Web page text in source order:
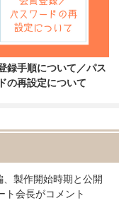
録手順について／パス
の再設定について
、製作開始時期と公開
ト会長がコメント